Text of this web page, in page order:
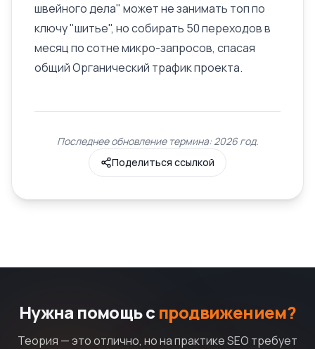
швейного дела" может не занимать топ по
ключу "шитье", но собирать 50 переходов в
месяц по сотне микро-запросов, спасая
общийОрганический трафикпроекта.
Последнее обновление термина: 2026 год.
Поделиться ссылкой
Нужна помощь с продвижением?
Теория — это отлично, но на практике SEO требует